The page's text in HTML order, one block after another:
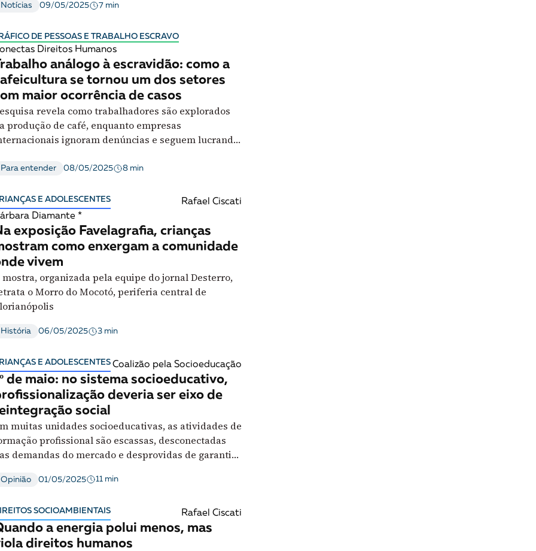
Notícias 09/05/2025 7 min
DE PESSOAS E TRABALHO ESCRAVO
Direitos Humanos
análogo à escravidão: como a
se tornou um dos setores
maior ocorrência de casos
revela como trabalhadores são explorados
produção de café, enquanto empresas
ignoram denúncias e seguem lucrando
cadeias produtivas e certificações ineficazes
Para entender 08/05/2025 8 min
E ADOLESCENTES
Rafael Ciscati
Diamante *
exposição Favelagrafia, crianças
como enxergam a comunidade
vivem
mostra, organizada pela equipe do jornal Desterro,
o Morro do Mocotó, periferia central de
História 06/05/2025 3 min
E ADOLESCENTES Coalizão pela Socioeducação
de maio: no sistema socioeducativo,
deveria ser eixo de
social
muitas unidades socioeducativas, as atividades de
profissional são escassas, desconectadas
demandas do mercado e desprovidas de garantias
como estratégia de emancipação
Opinião 01/05/2025 11 min
SOCIOAMBIENTAIS Rafael Ciscati
a energia polui menos, mas
direitos humanos